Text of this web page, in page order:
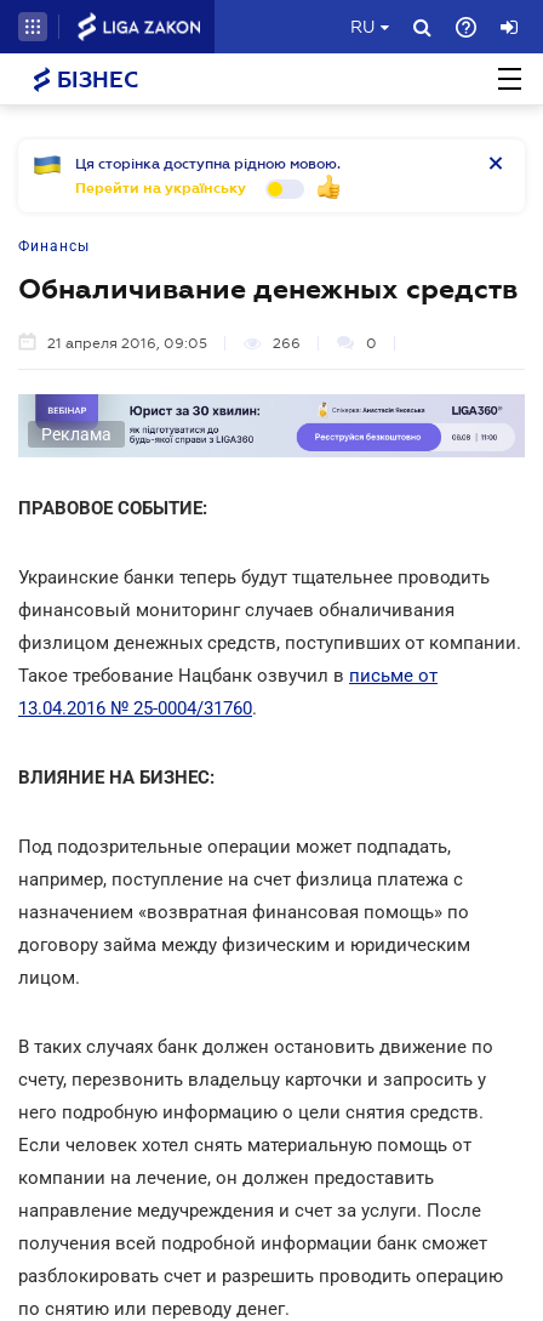
RU
БІЗНЕС
Ця сторінка доступна рідною мовою.
Перейти на українську
Финансы
Обналичивание денежных средств
21 апреля 2016, 09:05 266 0
Реклама
ПРАВОВОЕ СОБЫТИЕ:
Украинские банки теперь будут тщательнее проводить
финансовый мониторинг случаев обналичивания
физлицом денежных средств, поступивших от компании.
Такое требование Нацбанк озвучил в письме от
13.04.2016 № 25-0004/31760.
ВЛИЯНИЕ НА БИЗНЕС:
Под подозрительные операции может подпадать,
например, поступление на счет физлица платежа с
назначением «возвратная финансовая помощь» по
договору займа между физическим и юридическим
лицом.
В таких случаях банк должен остановить движение по
счету, перезвонить владельцу карточки и запросить у
него подробную информацию о цели снятия средств.
Если человек хотел снять материальную помощь от
компании на лечение, он должен предоставить
направление медучреждения и счет за услуги. После
получения всей подробной информации банк сможет
разблокировать счет и разрешить проводить операцию
по снятию или переводу денег.